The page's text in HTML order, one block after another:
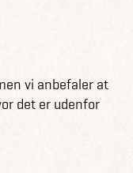
til Thailand her
vi anbefaler at
det er udenfor